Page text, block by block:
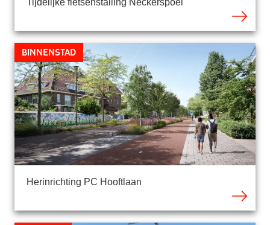
Herinrichting PC Hooftlaan
Binnenstad